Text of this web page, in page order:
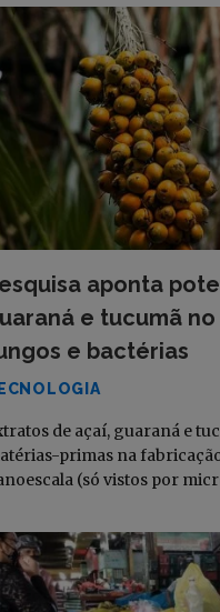
aponta
e tucumã
e bactérias
de açaí, guaraná e
primas na
(só vistos por